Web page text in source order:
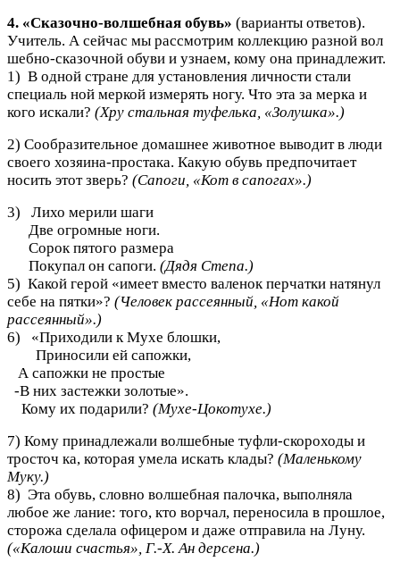
4. «Сказочно-волшебная обувь» (варианты ответов).
Учитель. А сейчас мы рассмотрим коллекцию разной вол
шебно-сказочной обуви и узнаем, кому она принадлежит.
1) В одной стране для установления личности стали
специаль ной меркой измерять ногу. Что эта за мерка и
кого искали? (Хру стальная туфелька, «Золушка».)
2) Сообразительное домашнее животное выводит в люди
своего хозяина-простака. Какую обувь предпочитает
носить этот зверь? (Сапоги, «Кот в сапогах».)
3) Лихо мерили шаги
Две огромные ноги.
Сорок пятого размера
Покупал он сапоги. (Дядя Степа.)
5) Какой герой «имеет вместо валенок перчатки натянул
себе на пятки»? (Человек рассеянный, «Нот какой
рассеянный».)
6) «Приходили к Мухе блошки,
Приносили ей сапожки,
А сапожки не простые
-В них застежки золотые».
Кому их подарили? (Мухе-Цокотухе.)
7) Кому принадлежали волшебные туфли-скороходы и
тросточ ка, которая умела искать клады? (Маленькому
Муку.)
8) Эта обувь, словно волшебная палочка, выполняла
любое же лание: того, кто ворчал, переносила в прошлое,
сторожа сделала офицером и даже отправила на Луну.
(«Калоши счастья», Г.-Х. Ан дерсена.)